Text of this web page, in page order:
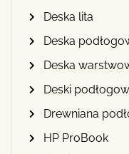
Deska lita
Deska
Deska
Deski
Drewniana
HP ProBook